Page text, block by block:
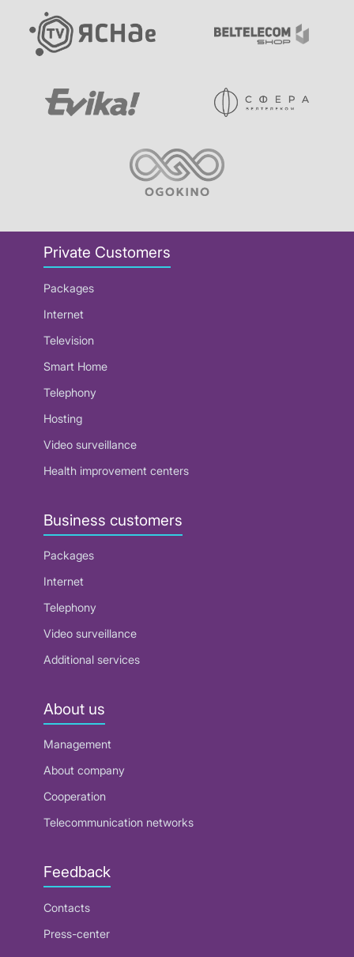
Private Customers
Packages
Internet
Television
Smart Home
Telephony
Hosting
Video surveillance
Health improvement centers
Business customers
Packages
Internet
Telephony
Video surveillance
Additional services
About us
Management
About company
Cooperation
Telecommunication networks
Feedback
Contacts
Press-center